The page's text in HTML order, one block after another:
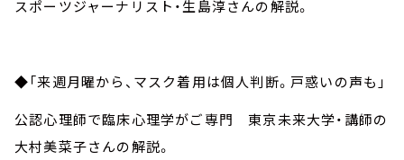
スポーツジャーナリスト・生島淳さんの解説。
◆「来週月曜から、マスク着用は個人判断。戸惑いの声も」
公認心理師で臨床心理学がご専門 東京未来大学・講師の
大村美菜子さんの解説。